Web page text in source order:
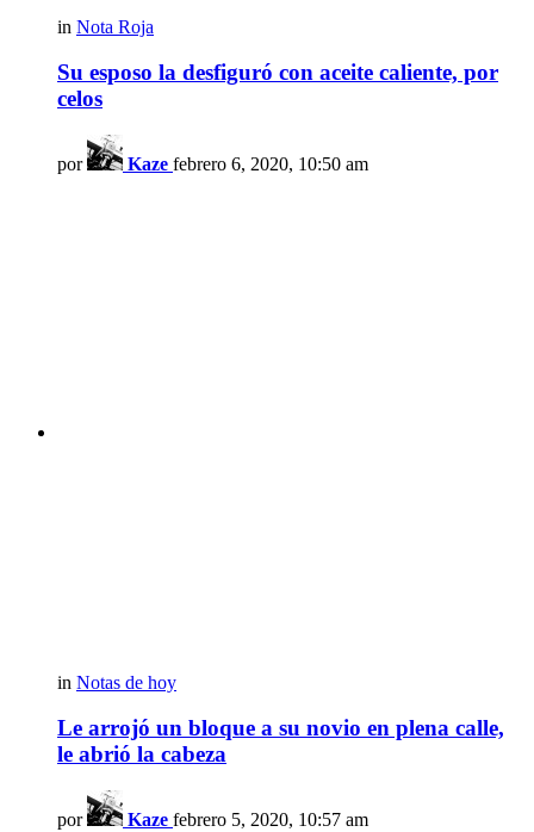
in Nota Roja
Su esposo la desfiguró con aceite caliente, por
celos
por Kaze febrero 6, 2020, 10:50 am
in Notas de hoy
Le arrojó un bloque a su novio en plena calle,
le abrió la cabeza
por Kaze febrero 5, 2020, 10:57 am